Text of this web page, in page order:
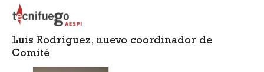
Luis Rodríguez, nuevo coordinador de
Comité